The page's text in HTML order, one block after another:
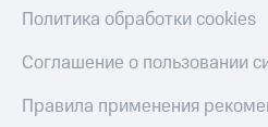
Политика обработки cookies
Соглашение о пользовании
Правила применения